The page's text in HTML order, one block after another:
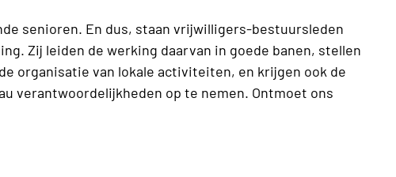
senioren. En dus, staan vrijwilligers-bestuursleden
Zij leiden de werking daarvan in goede banen, stellen
organisatie van lokale activiteiten, en krijgen ook de
verantwoordelijkheden op te nemen. Ontmoet ons